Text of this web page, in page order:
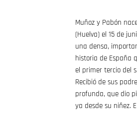
Muñoz y Pabón
(Huelva) el 15 de
una densa,
historia de España
el primer tercio del
Recibió de sus
profunda, que dio
ya desde su niñez.